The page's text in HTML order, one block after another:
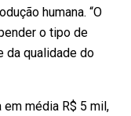
humana. “O
o tipo de
da qualidade do
média R$ 5 mil,